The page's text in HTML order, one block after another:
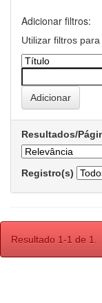
Adicionar filtros:
Utilizar filtros
Resultados/
Registro(s)
Resultado 1-1 de 1.